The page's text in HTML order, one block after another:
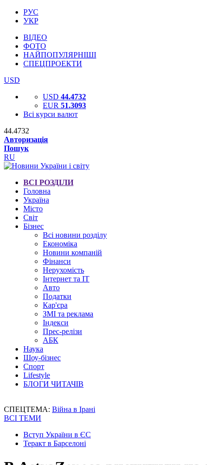
РУС
УКР
ВІДЕО
ФОТО
НАЙПОПУЛЯРНІШІ
СПЕЦПРОЕКТИ
USD
USD 44.4732
EUR 51.3093
Всі курси валют
44.4732
Авторизація
Пошук
RU
ВСІ РОЗДІЛИ
Головна
Україна
Місто
Світ
Бізнес
Всі новини розділу
Економіка
Новини компаній
Фінанси
Нерухомість
Інтернет та IT
Авто
Податки
Кар'єра
ЗМІ та реклама
Індекси
Прес-релізи
АБК
Наука
Шоу-бізнес
Спорт
Lifestyle
БЛОГИ ЧИТАЧІВ
СПЕЦТЕМА: Війна в Ірані
ВСІ ТЕМИ
Вступ України в ЄС
Теракт в Барселоні